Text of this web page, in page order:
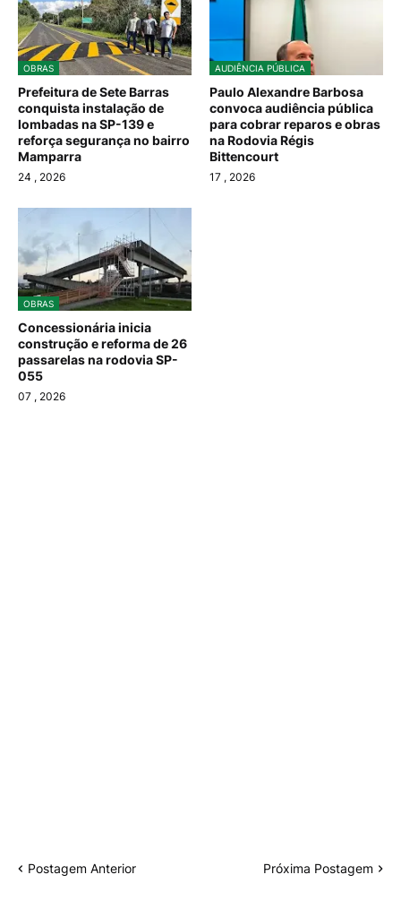
OBRAS
Prefeitura de Sete Barras
conquista instalação de
lombadas na SP-139 e
reforça segurança no bairro
Mamparra
24 , 2026
AUDIÊNCIA PÚBLICA
Paulo Alexandre Barbosa
convoca audiência pública
para cobrar reparos e obras
na Rodovia Régis
Bittencourt
17 , 2026
OBRAS
Concessionária inicia
construção e reforma de 26
passarelas na rodovia SP-
055
07 , 2026
Postagem Anterior Próxima Postagem